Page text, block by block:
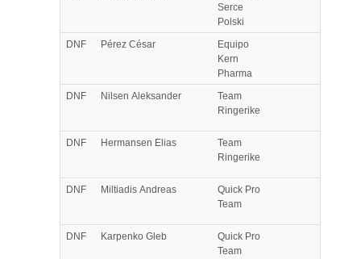
Serce
Polski
DNF
Pérez César
Equipo
Kern
Pharma
DNF
Nilsen Aleksander
Team
Ringerike
DNF Hermansen Elias
Team
Ringerike
DNF Miltiadis Andreas
Quick Pro
Team
DNF Karpenko Gleb
Quick Pro
Team